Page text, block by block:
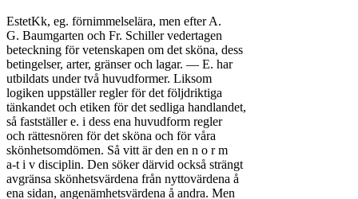
EstetKk, eg. förnimmelselära, men efter A.
G. Baumgarten och Fr. Schiller vedertagen
beteckning för vetenskapen om det sköna, dess
betingelser, arter, gränser och lagar. — E. har
utbildats under två huvudformer. Liksom
logiken uppställer regler för det följdriktiga
tänkandet och etiken för det sedliga handlandet,
så fastställer e. i dess ena huvudform regler
och rättesnören för det sköna och för våra
skönhetsomdömen. Så vitt är den en n o r m
a-t i v disciplin. Den söker därvid också strängt
avgränsa skönhetsvärdena från nyttovärdena å
ena sidan, angenämhetsvärdena å andra. Men